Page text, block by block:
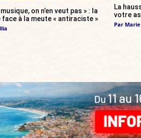
on n’en veut pas » : la
face à la meute « antiraciste »
La
votre
Par